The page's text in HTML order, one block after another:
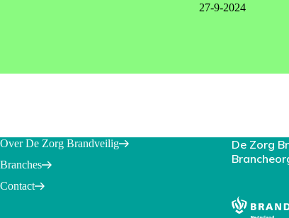
27-9-2024
Over De Zorg Brandveilig
Branches
Contact
De Zorg